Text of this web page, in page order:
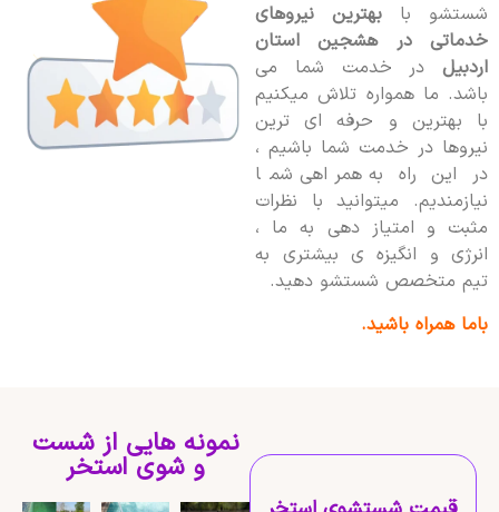
شستشو با
بهترین نیروهای
خدماتی در هشجین استان
اردبیلدر خدمت شما می
باشد. ما همواره تلاش میکنیم
با بهترین و حرفه ای ترین
نیروها در خدمت شما باشیم ،
در این راه به همراهی شما
نیازمندیم. میتوانید با نظرات
مثبت و امتیاز دهی به ما ،
انرژی و انگیزه ی بیشتری به
تیم متخصص شستشو دهید.
باما همراه باشید.
نمونه هایی از شست
و شوی استخر